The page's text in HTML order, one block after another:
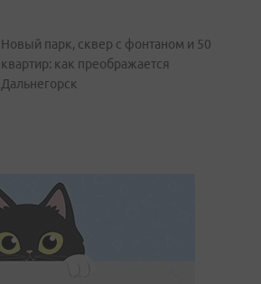
Новый парк, сквер с фонтаном и 50
квартир: как преображается
Дальнегорск